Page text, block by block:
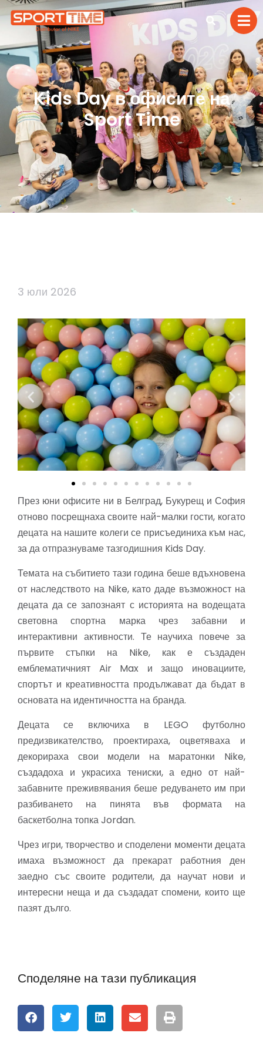
Kids Day в офисите на
Sport Time
3 юли 2026
През юни офисите ни в Белград, Букурещ и София
отново посрещнаха своите най-малки гости, когато
децата на нашите колеги се присъединиха към нас,
за да отпразнуваме тазгодишния Kids Day.
Темата на събитието тази година беше вдъхновена
от наследството на Nike, като даде възможност на
децата да се запознаят с историята на водещата
световна спортна марка чрез забавни и
интерактивни активности. Те научиха повече за
първите стъпки на Nike, как е създаден
емблематичният Air Max и защо иновациите,
спортът и креативността продължават да бъдат в
основата на идентичността на бранда.
Децата се включиха в LEGO футболно
предизвикателство, проектираха, оцветяваха и
декорираха свои модели на маратонки Nike,
създадоха и украсиха тениски, а едно от най-
забавните преживявания беше редуването им при
разбиването на пинята във формата на
баскетболна топка Jordan.
Чрез игри, творчество и споделени моменти децата
имаха възможност да прекарат работния ден
заедно със своите родители, да научат нови и
интересни неща и да създадат спомени, които ще
пазят дълго.
Споделяне на тази публикация